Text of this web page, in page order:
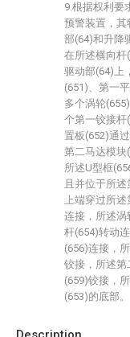
9.根据权利要
预警装置，其
部(64)和升降
在所述横向杆
驱动部(64)上
(651)、第一
多个涡轮
个第一铰接杆
置板(652)通
第二马达模块
所述U型框
且并位于所
上端穿过所
连接，所述涡
杆(654)转动
(656)连接，
铰接，所述第
(659)铰接，
(653)的底部。